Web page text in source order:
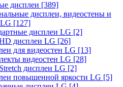
дисплеи [389]
дисплеи, видеостены и
[127]
дисплеи LG [2]
дисплеи LG [26]
для видеостен LG [13]
видеостен LG [28]
дисплеи LG [2]
повышенной яркости LG [5]